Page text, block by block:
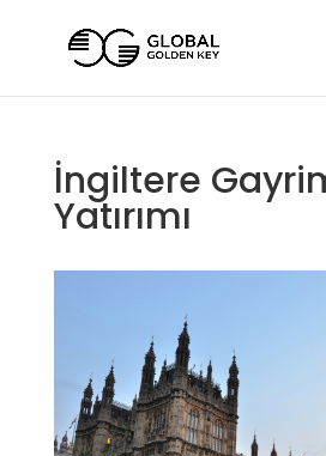
İngiltere
Yatırımı